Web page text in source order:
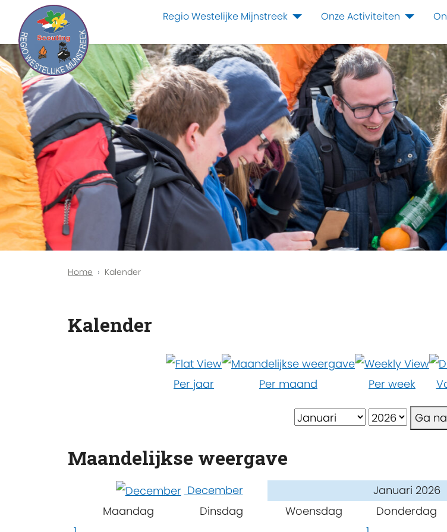
Regio Westelijke Mijnstreek Onze Activiteiten
Home Kalender
Kalender
Per jaar Per maand Per week
Ga
Maandelijkse weergave
December Januari 2026
Maandag
Dinsdag Woensdag Donderdag